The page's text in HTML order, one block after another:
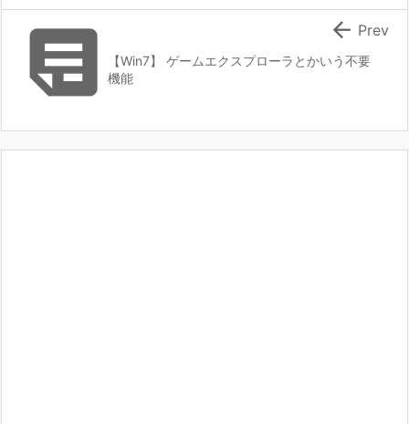
 【Win7】 ゲームエクスプローラとかいう不要
機能
 Prev